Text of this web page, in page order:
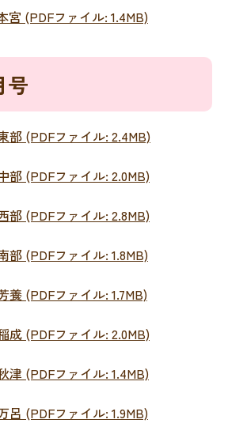
宮 (PDFファイル: 1.4MB)
号
部 (PDFファイル: 2.4MB)
部 (PDFファイル: 2.0MB)
部 (PDFファイル: 2.8MB)
部 (PDFファイル: 1.8MB)
養 (PDFファイル: 1.7MB)
成 (PDFファイル: 2.0MB)
津 (PDFファイル: 1.4MB)
呂 (PDFファイル: 1.9MB)